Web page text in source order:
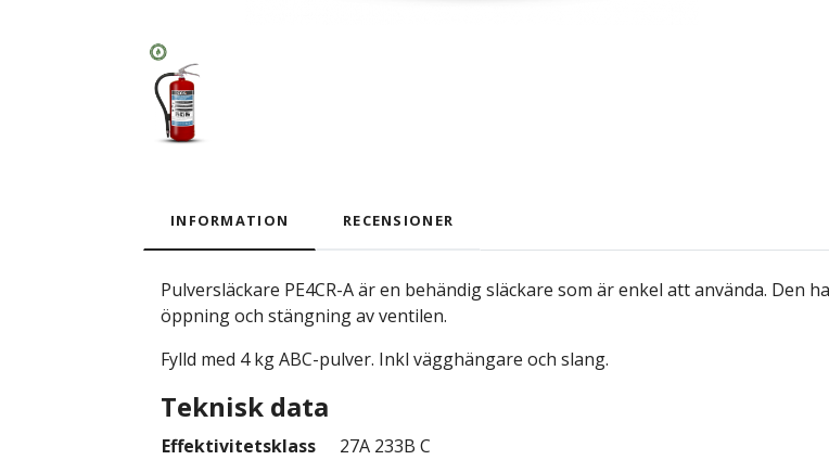
INFORMATION RECENSIONER
Pulversläckare PE4CR-A är en behändig släckare som är enkel att använda.
öppning och stängning av ventilen.
Fylld med 4 kg ABC-pulver. Inkl vägghängare och slang.
Teknisk data
Effektivitetsklass 27A 233B C